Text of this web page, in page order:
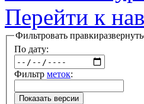
Перейти к
Фильтровать правкиразвернуть
По дату:
Фильтр меток:
Показать версии